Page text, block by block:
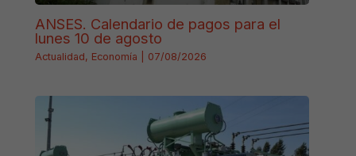
ANSES. Calendario de pagos para el
lunes 10 de agosto
Actualidad, Economía 07/08/2026